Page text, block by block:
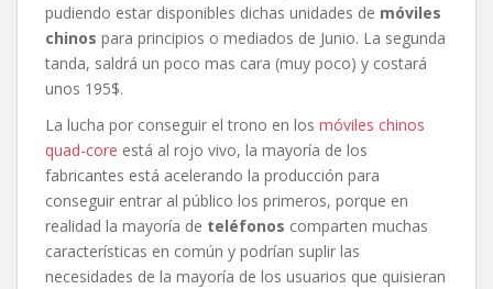
pudiendo estar disponibles dichas unidades de móviles
chinos para principios o mediados de Junio. La segunda
tanda, saldrá un poco mas cara (muy poco) y costará
unos 195$.
La lucha por conseguir el trono en los móviles chinos
quad-core está al rojo vivo, la mayoría de los
fabricantes está acelerando la producción para
conseguir entrar al público los primeros, porque en
realidad la mayoría de teléfonos comparten muchas
características en común y podrían suplir las
necesidades de la mayoría de los usuarios que quisieran